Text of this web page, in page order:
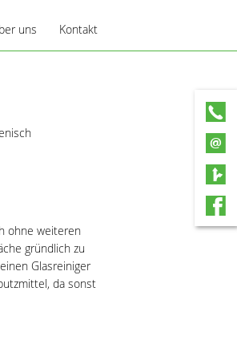
uns Kontakt
ohne weiteren
gründlich zu
Glasreiniger
da sonst